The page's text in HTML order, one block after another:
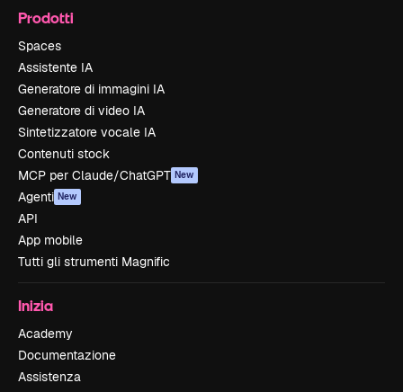
Prodotti
Spaces
Assistente IA
Generatore di immagini IA
Generatore di video IA
Sintetizzatore vocale IA
Contenuti stock
MCP per Claude/ChatGPT New
Agenti New
API
App mobile
Tutti gli strumenti Magnific
Inizia
Academy
Documentazione
Assistenza